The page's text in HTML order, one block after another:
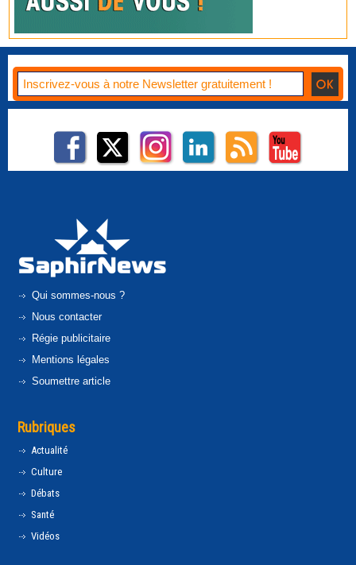
Qui sommes-nous ?
Nous contacter
Régie publicitaire
Mentions légales
Soumettre article
Rubriques
Actualité
Culture
Débats
Santé
Vidéos